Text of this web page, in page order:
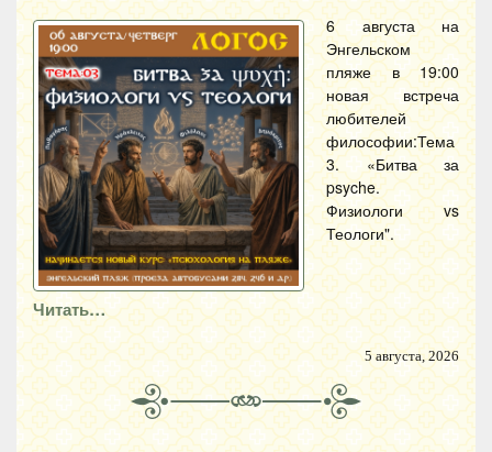
6 августа на
Энгельском
пляже в 19:00
новая встреча
любителей
философии:Тема
3. «Битва за
psyche.
Физиологи vs
Теологи".
Читать…
5 августа, 2026